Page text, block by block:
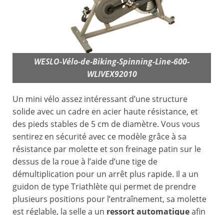
WESLO-Vélo-de-Biking-Spinning-Line-600-
WLIVEX92010
Un mini vélo assez intéressant d’une structure
solide avec un cadre en acier haute résistance, et
des pieds stables de 5 cm de diamètre. Vous vous
sentirez en sécurité avec ce modèle grâce à sa
résistance par molette et son freinage patin sur le
dessus de la roue à l’aide d’une tige de
démultiplication pour un arrêt plus rapide. Il a un
guidon de type Triathlète qui permet de prendre
plusieurs positions pour l’entraînement, sa molette
est réglable, la selle a un ressort automatiqueafin